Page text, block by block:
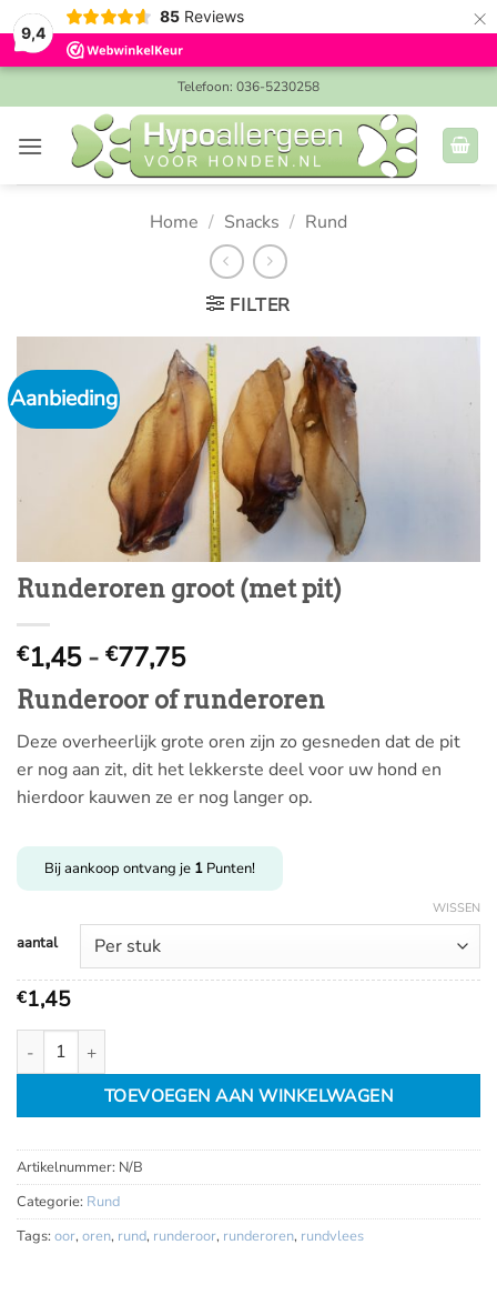
9,4
85 Reviews ×
Ga
naar
inhoud
Telefoon: 036-5230258
Home / Snacks / Rund
FILTER
Aanbieding
Runderoren groot (met pit)
€1,45 - €77,75Prijsklasse:
1,45
tot
€
77,75
Runderoor of runderoren
Deze overheerlijk grote oren zijn zo gesneden dat de pit
er nog aan zit, dit het lekkerste deel voor uw hond en
hierdoor kauwen ze er nog langer op.
Bij aankoop ontvang je 1 Punten!
aantal
WISSEN
€1,45
Runderoren groot (met pit) aantal
TOEVOEGEN AAN WINKELWAGEN
Artikelnummer: N/B
Categorie: Rund
Tags: oor, oren, rund, runderoor, runderoren, rundvlees